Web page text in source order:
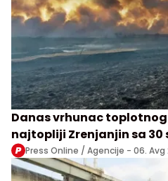
Danas vrhunac
najtopliji Zrenjanjin sa 30
Press Online / Agencije - 06. Avg